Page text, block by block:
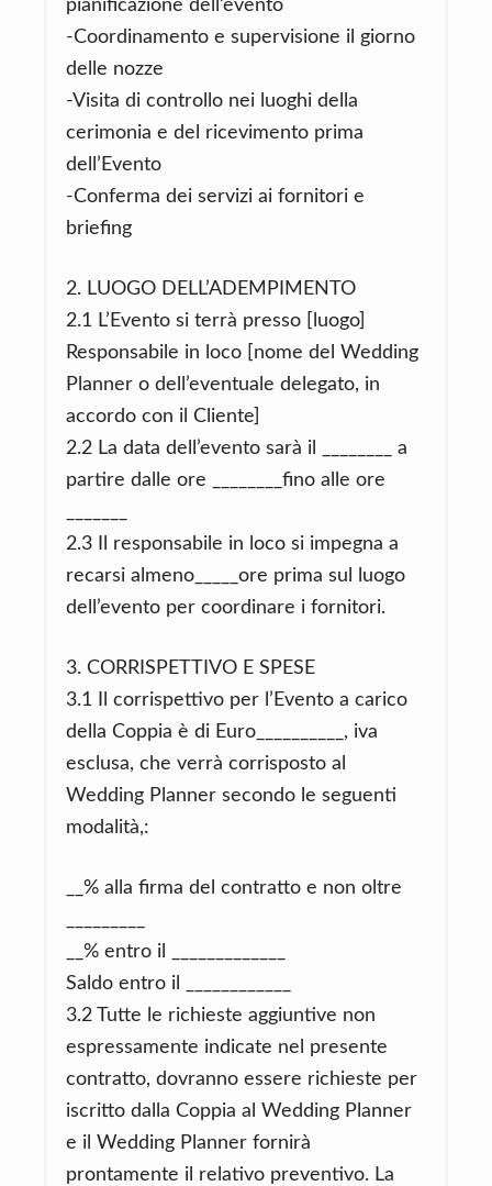
pianificazione dell’evento
-Coordinamento e supervisione il giorno
delle nozze
-Visita di controllo nei luoghi della
cerimonia e del ricevimento prima
dell’Evento
-Conferma dei servizi ai fornitori e
briefing
2. LUOGO DELL’ADEMPIMENTO
2.1 L’Evento si terrà presso [luogo]
Responsabile in loco [nome del Wedding
Planner o dell’eventuale delegato, in
accordo con il Cliente]
2.2 La data dell’evento sarà il ________ a
partire dalle ore ________fino alle ore
2.3 Il responsabile in loco si impegna a
recarsi almeno_____ore prima sul luogo
dell’evento per coordinare i fornitori.
3. CORRISPETTIVO E SPESE
3.1 Il corrispettivo per l’Evento a carico
della Coppia è di Euro__________, iva
esclusa, che verrà corrisposto al
Wedding Planner secondo le seguenti
modalità,:
__% alla firma del contratto e non oltre
__% entro il _____________
Saldo entro il ____________
3.2 Tutte le richieste aggiuntive non
espressamente indicate nel presente
contratto, dovranno essere richieste per
iscritto dalla Coppia al Wedding Planner
e il Wedding Planner fornirà
prontamente il relativo preventivo. La